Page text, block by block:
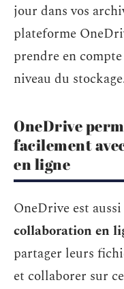
jour dans vos
plateforme
prendre en
niveau du
OneDrive
facilement
en ligne
OneDrive est
collaboration en
partager leurs
et collaborer sur